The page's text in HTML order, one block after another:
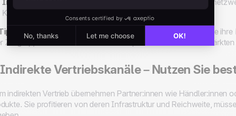
Infrastruktur:Der Aufbau eines funktionierenden
Kundenservice, kann komplex und kostspielig sein.
Direktvertrieb eignet sich besonders für Unternehmen, die
Zielgruppe aufbauen möchten – beispielsweise in
Vertriebskanäle – Nutzen Sie
indirekten Vertrieb übernehmen Partner:innen wie Händler:innen
Sie profitieren von deren Infrastruktur und Reichweite,